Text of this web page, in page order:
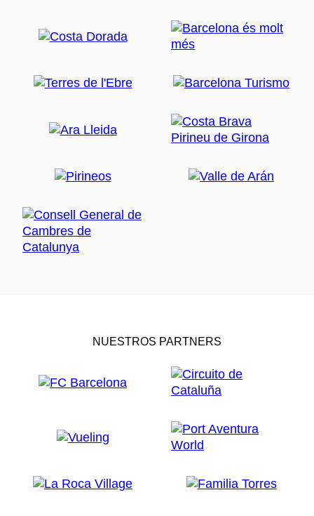
NUESTROS PARTNERS